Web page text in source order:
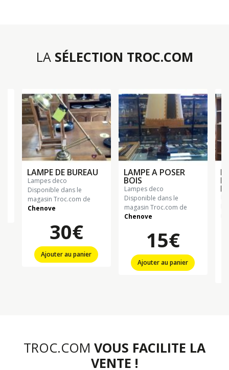
LA SÉLECTION TROC.COM
LAMPE DE BUREAU
lampes deco
Disponible dans le
magasin Troc.com de
Chenove
30€
Ajouter au panier
LAMPE A POSER
BOIS
lampes deco
Disponible dans le
magasin Troc.com de
Chenove
15€
Ajouter au panier
TROC.COM VOUS FACILITE LA
VENTE !